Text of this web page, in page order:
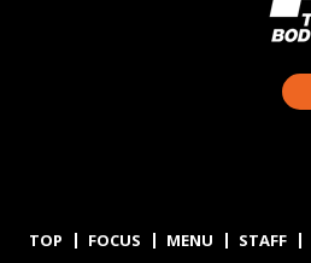
TOP FOCUS MENU STAFF